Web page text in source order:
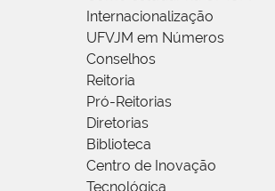
Internacionalização
UFVJM em Números
Conselhos
Reitoria
Pró-Reitorias
Diretorias
Biblioteca
Centro de Inovação
Tecnológica